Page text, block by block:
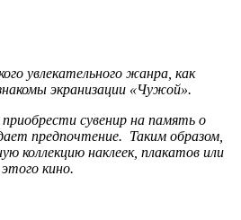
увлекательного жанра, как
экранизации «Чужой».
сувенир на память о
предпочтение. Таким образом,
коллекцию наклеек, плакатов или
кино.